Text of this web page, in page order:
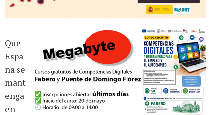
Que
Espa
ña se
mant
enga
en